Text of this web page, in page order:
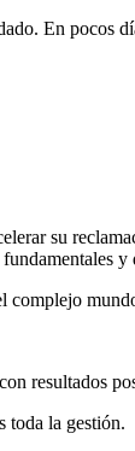
En pocos
su
y
complejo
resultados
toda la gestión.